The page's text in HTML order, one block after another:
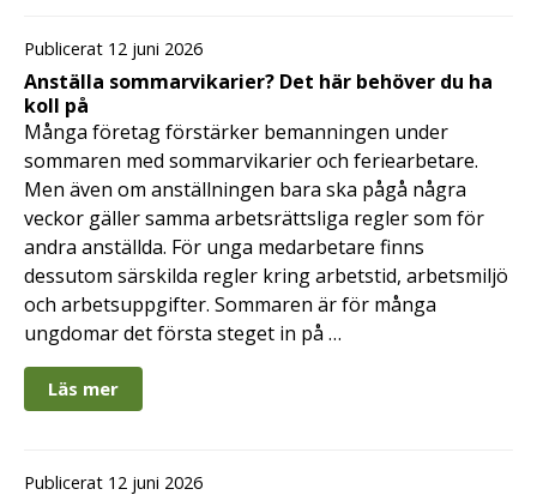
Publicerat 12 juni 2026
Anställa sommarvikarier? Det här behöver du ha
koll på
Många företag förstärker bemanningen under
sommaren med sommarvikarier och feriearbetare.
Men även om anställningen bara ska pågå några
veckor gäller samma arbetsrättsliga regler som för
andra anställda. För unga medarbetare finns
dessutom särskilda regler kring arbetstid, arbetsmiljö
och arbetsuppgifter. Sommaren är för många
ungdomar det första steget in på …
Läs mer
Publicerat 12 juni 2026